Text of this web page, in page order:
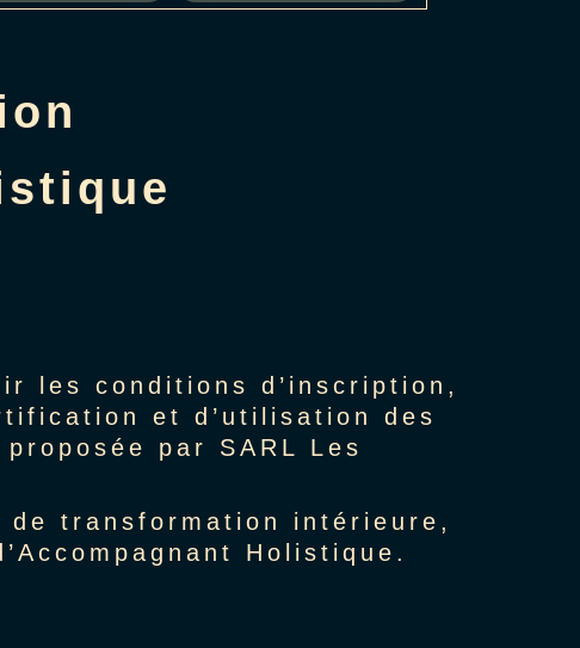
les conditions d’inscription,
et d’utilisation des
par SARL Les
de transformation intérieure,
Holistique.